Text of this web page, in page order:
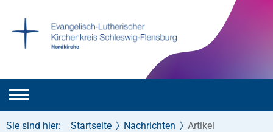
Sie sind hier: Startseite Nachrichten Artikel